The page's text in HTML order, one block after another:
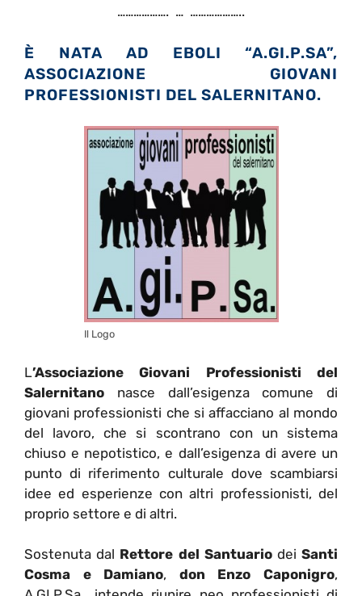
………………. … ………………..
È NATA AD EBOLI “A.GI.P.SA”,
ASSOCIAZIONE GIOVANI
PROFESSIONISTI DEL SALERNITANO.
Il Logo
L’Associazione Giovani Professionisti del
Salernitano nasce dall’esigenza comune di
giovani professionisti che si affacciano al mondo
del lavoro, che si scontrano con un sistema
chiuso e nepotistico, e dall’esigenza di avere un
punto di riferimento culturale dove scambiarsi
idee ed esperienze con altri professionisti, del
proprio settore e di altri.
Sostenuta dal Rettore del SantuariodeiSanti
Cosma e Damiano, don Enzo Caponigro,